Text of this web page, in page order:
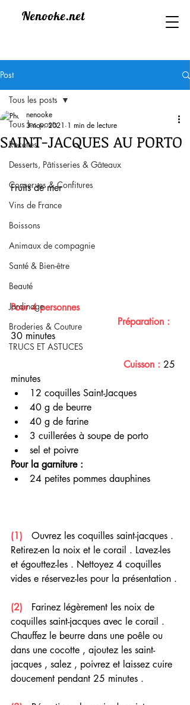
Nenooke.net
Post
Tous les posts
Recettes
Desserts, Pâtisseries & Gâteaux
Conserves & Confitures
Vins de France
Boissons
Animaux de compagnie
Santé & Bien-être
Beauté
Jardinage
Broderies & Couture
TRUCS ET ASTUCES
Tous les posts
SAINT-JACQUES AU PORTO
nenooke
3 nov. 2021 1 min de lecture
Fruits de mer
Pour 4 personnes
Préparation :
30 minutes
     Cuisson :
25
minutes
12 coquilles Saint-Jacques
40 g de beurre
40 g de farine
3 cuillerées à soupe de porto
sel et poivre
Pour la garniture :
24 petites pommes dauphines
(1)
  Ouvrez les coquilles saint-jacques .
Retirez-en la noix et le corail . Lavez-les
et égouttez-les . Nettoyez 4 coquilles
vides e réservez-les pour la présentation .
(2)
  Farinez légèrement les noix de
coquilles saint-jacques avec le corail .
Chauffez le beurre dans une poêle ou
dans une cocotte , ajoutez les saint-
jacques , salez , poivrez et laissez cuire
doucement pendant 25 minutes .